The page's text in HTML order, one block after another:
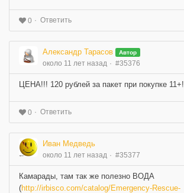
0 Ответить
Александр Тарасов Автор
около 11 лет назад #35376
ЦЕНА!!! 120 рублей за пакет при покупке 11+!
0 Ответить
Иван Медведь
около 11 лет назад #35377
Камарады, там так же полезно ВОДА
(http://irbisco.com/catalog/Emergency-Rescue-